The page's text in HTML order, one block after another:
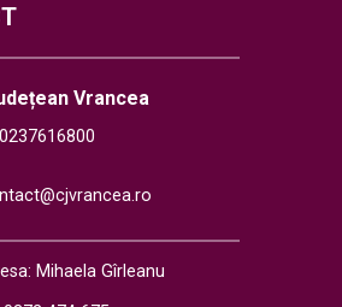
Vrancea
Mihaela Gîrleanu